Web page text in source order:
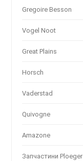
Gregoire Besson
Vogel Noot
Great Plains
Horsch
Vaderstad
Quivogne
Amazone
Запчастини Ploeger